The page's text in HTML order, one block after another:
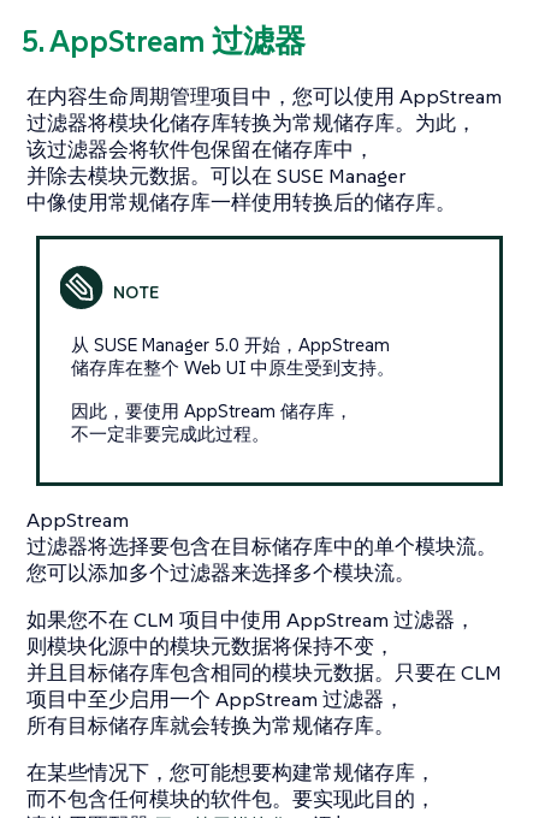
5. AppStream 过滤器
在内容生命周期管理项目中，您可以使用 AppStream
过滤器将模块化储存库转换为常规储存库。为此，
该过滤器会将软件包保留在储存库中，
并除去模块元数据。可以在 SUSE Manager
中像使用常规储存库一样使用转换后的储存库。
从 SUSE Manager 5.0 开始，AppStream
储存库在整个 Web UI 中原生受到支持。
因此，要使用 AppStream 储存库，
不一定非要完成此过程。
AppStream
过滤器将选择要包含在目标储存库中的单个模块流。
您可以添加多个过滤器来选择多个模块流。
如果您不在 CLM 项目中使用 AppStream 过滤器，
则模块化源中的模块元数据将保持不变，
并且目标储存库包含相同的模块元数据。只要在 CLM
项目中至少启用一个 AppStream 过滤器，
所有目标储存库就会转换为常规储存库。
在某些情况下，您可能想要构建常规储存库，
而不包含任何模块的软件包。要实现此目的，